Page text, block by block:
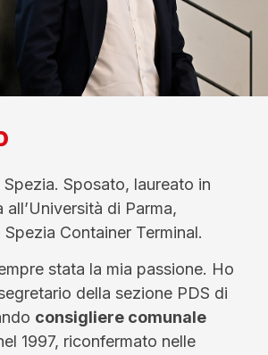
Sposato, laureato in
all’Università di Parma,
Container Terminal.
stata la mia passione. Ho
della sezione PDS di
consigliere comunale
1997, riconfermato nelle